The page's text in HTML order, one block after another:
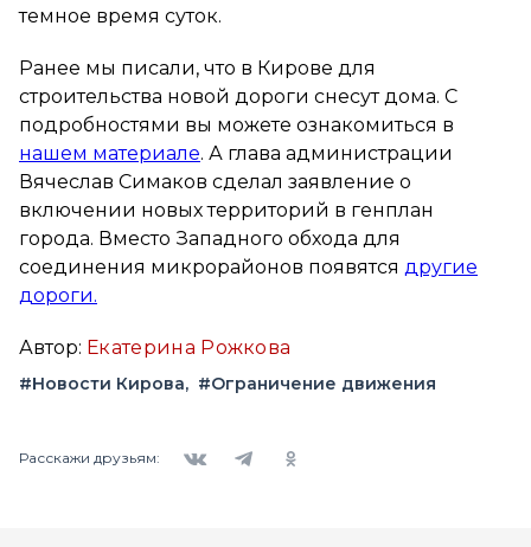
темное время суток.
Ранее мы писали, что в Кирове для
строительства новой дороги снесут дома. С
подробностями вы можете ознакомиться в
нашем материале. А глава администрации
Вячеслав Симаков сделал заявление о
включении новых территорий в генплан
города. Вместо Западного обхода для
соединения микрорайонов появятся другие
дороги.
Автор: Екатерина Рожкова
#Новости Кирова #Ограничение движения
Расскажи друзьям: